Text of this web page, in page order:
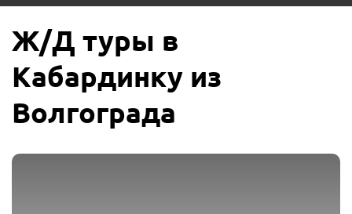
Ж/Д туры в
Кабардинку из
Волгограда